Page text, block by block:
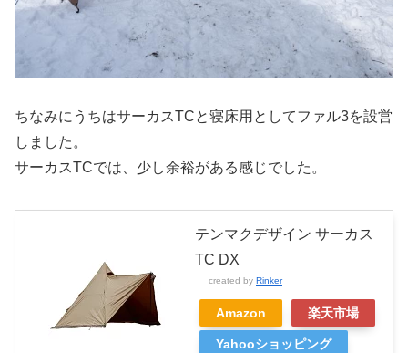
ちなみにうちはサーカスTCと寝床用としてファル3を設営
しました。
サーカスTCでは、少し余裕がある感じでした。
テンマクデザイン サーカス
TC DX
created by Rinker
Amazon 楽天市場
Yahooショッピング